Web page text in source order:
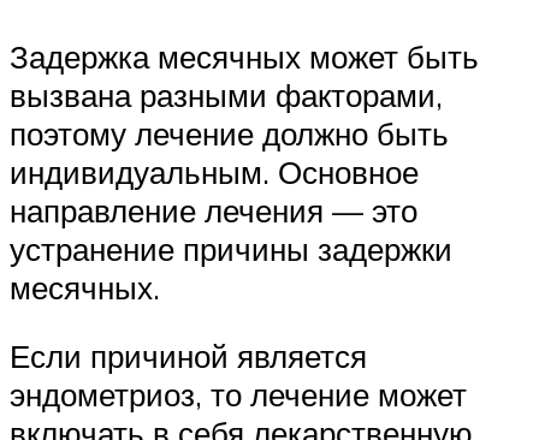
Задержка месячных может быть
вызвана разными факторами,
поэтому лечение должно быть
индивидуальным. Основное
направление лечения — это
устранение причины задержки
месячных.
Если причиной является
эндометриоз, то лечение может